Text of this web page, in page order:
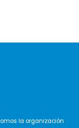
la organización